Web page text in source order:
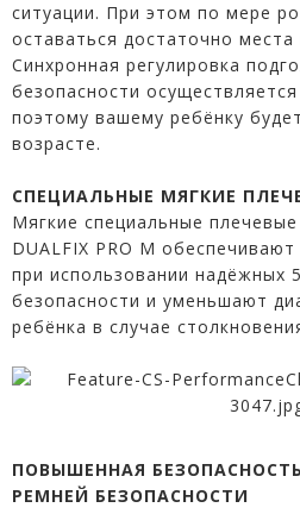
ситуации. При этом по мере
оставаться достаточно места
Синхронная регулировка
безопасности
поэтому вашему ребёнку
возрасте.
СПЕЦИАЛЬНЫЕ МЯГКИЕ
Мягкие специальные
DUALFIX PRO М
при использовании надёжных
безопасности и уменьшают
ребёнка в случае
ПОВЫШЕННАЯ
РЕМНЕЙ БЕЗОПАСНОСТИ